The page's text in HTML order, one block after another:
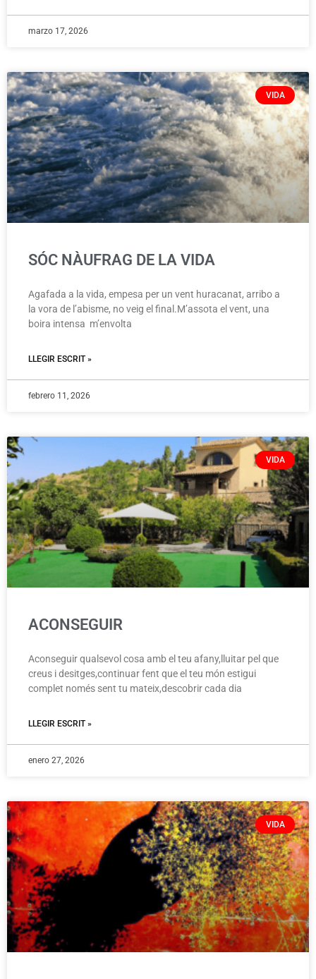
marzo 17, 2026
VIDA
SÓC NÀUFRAG DE LA VIDA
Agafada a la vida, empesa per un vent huracanat, arribo a
la vora de l’abisme, no veig el final.M’assota el vent, una
boira intensa m’envolta
LLEGIR ESCRIT »
febrero 11, 2026
VIDA
ACONSEGUIR
Aconseguir qualsevol cosa amb el teu afany,lluitar pel que
creus i desitges,continuar fent que el teu món estigui
complet només sent tu mateix,descobrir cada dia
LLEGIR ESCRIT »
enero 27, 2026
VIDA